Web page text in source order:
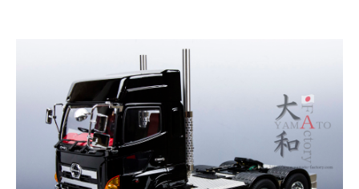
他RCカー
Other RC Cars
塗装依頼
Paint Order